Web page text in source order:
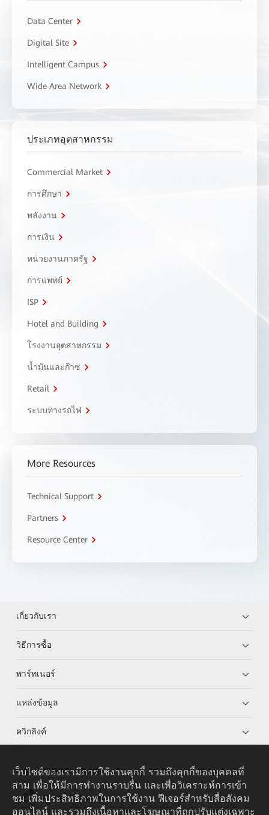
Data Center
Digital Site
Intelligent Campus
Wide Area Network
ประเภทอุตสาหกรรม
Commercial Market
การศึกษา
พลังงาน
การเงิน
หน่วยงานภาครัฐ
การแพทย์
ISP
Hotel and Building
โรงงานอุตสาหกรรม
น้ำมันและก๊าซ
Retail
ระบบทางรถไฟ
More Resources
Technical Support
Partners
Resource Center
เกี่ยวกับเรา
วิธีการซื้อ
พาร์ทเนอร์
แหล่งข้อมูล
ควิกลิงค์
HUAWEI eKit App
Huawei HiKnow App
เว็บไซต์ของเรามีการใช้งานคุกกี้ รวมถึงคุกกี้ของบุคคลที่
สาม เพื่อให้มีการทำงานราบรื่น และเพื่อวิเคราะห์การเข้า
ชม เพิ่มประสิทธิภาพในการใช้งาน ฟีเจอร์สำหรับสื่อสังคม
ออนไลน์ และรวมถึงเนื้อหาและโฆษณาที่ถูกปรับแต่งเฉพาะ